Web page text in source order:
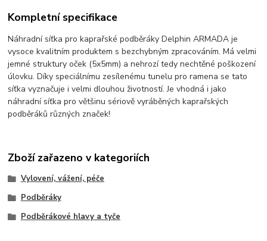
Kompletní specifikace
Náhradní síťka pro kaprařské podběráky Delphin ARMADA je
vysoce kvalitním produktem s bezchybným zpracováním. Má velmi
jemné struktury oček (5x5mm) a nehrozí tedy nechtěné poškození
úlovku. Díky speciálnímu zesílenému tunelu pro ramena se tato
síťka vyznačuje i velmi dlouhou životností. Je vhodná i jako
náhradní síťka pro většinu sériově vyráběných kaprařských
podběráků různých značek!
Zboží zařazeno v kategoriích
Vylovení, vážení, péče
Podběráky
Podběrákové hlavy a tyče